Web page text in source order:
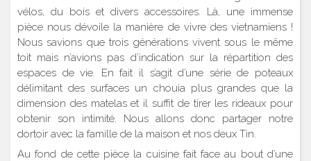
vélos, du bois et divers accessoires. Là, une immense
pièce nous dévoile la manière de vivre des vietnamiens !
Nous savions que trois générations vivent sous le même
toit mais n’avions pas d’indication sur la répartition des
espaces de vie. En fait il s’agit d’une série de poteaux
délimitant des surfaces un chouia plus grandes que la
dimension des matelas et il suffit de tirer les rideaux pour
obtenir son intimité. Nous allons donc partager notre
dortoir avec la famille de la maison et nos deux Tin.
Au fond de cette pièce la cuisine fait face au bout d’une